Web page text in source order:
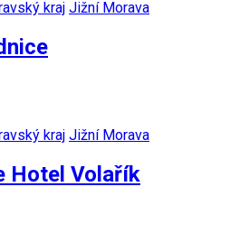
kraj Jižní Morava
kraj Jižní Morava
Hotel Volařík